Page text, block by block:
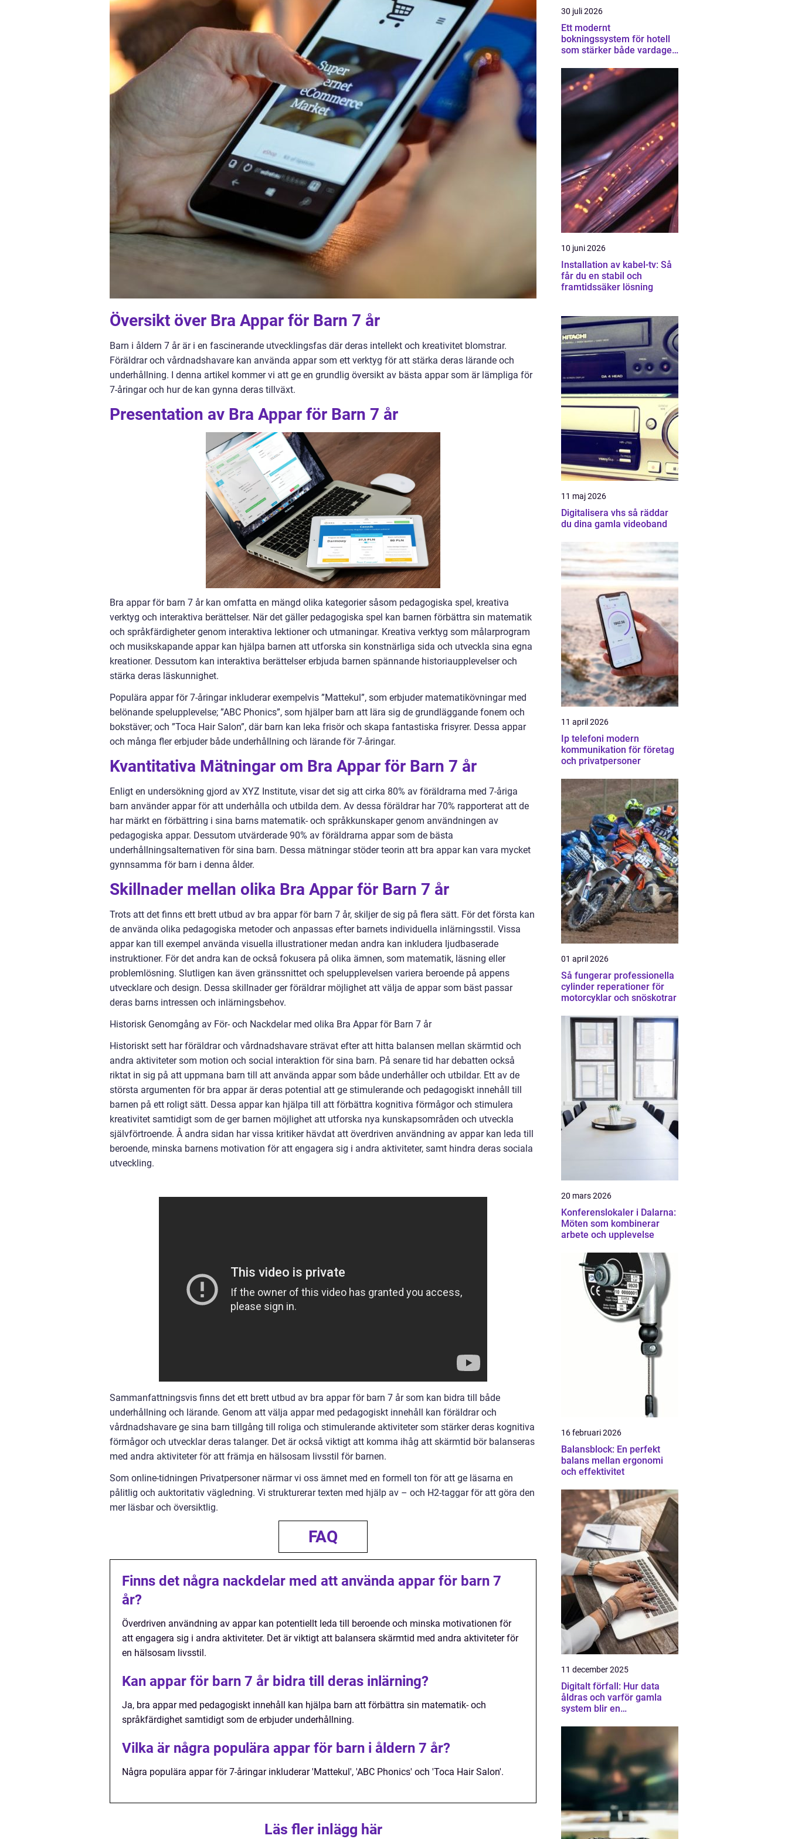
Översikt över Bra Appar för Barn 7 år
Barn i åldern 7 år är i en fascinerande utvecklingsfas där deras intellekt och kreativitet blomstrar.
Föräldrar och vårdnadshavare kan använda appar som ett verktyg för att stärka deras lärande och
underhållning. I denna artikel kommer vi att ge en grundlig översikt av bästa appar som är lämpliga för
7-åringar och hur de kan gynna deras tillväxt.
Presentation av Bra Appar för Barn 7 år
Bra appar för barn 7 år kan omfatta en mängd olika kategorier såsom pedagogiska spel, kreativa
verktyg och interaktiva berättelser. När det gäller pedagogiska spel kan barnen förbättra sin matematik
och språkfärdigheter genom interaktiva lektioner och utmaningar. Kreativa verktyg som målarprogram
och musikskapande appar kan hjälpa barnen att utforska sin konstnärliga sida och utveckla sina egna
kreationer. Dessutom kan interaktiva berättelser erbjuda barnen spännande historiaupplevelser och
stärka deras läskunnighet.
Populära appar för 7-åringar inkluderar exempelvis ”Mattekul”, som erbjuder matematikövningar med
belönande spelupplevelse; ”ABC Phonics”, som hjälper barn att lära sig de grundläggande fonem och
bokstäver; och ”Toca Hair Salon”, där barn kan leka frisör och skapa fantastiska frisyrer. Dessa appar
och många fler erbjuder både underhållning och lärande för 7-åringar.
Kvantitativa Mätningar om Bra Appar för Barn 7 år
Enligt en undersökning gjord av XYZ Institute, visar det sig att cirka 80% av föräldrarna med 7-åriga
barn använder appar för att underhålla och utbilda dem. Av dessa föräldrar har 70% rapporterat att de
har märkt en förbättring i sina barns matematik- och språkkunskaper genom användningen av
pedagogiska appar. Dessutom utvärderade 90% av föräldrarna appar som de bästa
underhållningsalternativen för sina barn. Dessa mätningar stöder teorin att bra appar kan vara mycket
gynnsamma för barn i denna ålder.
Skillnader mellan olika Bra Appar för Barn 7 år
Trots att det finns ett brett utbud av bra appar för barn 7 år, skiljer de sig på flera sätt. För det första kan
de använda olika pedagogiska metoder och anpassas efter barnets individuella inlärningsstil. Vissa
appar kan till exempel använda visuella illustrationer medan andra kan inkludera ljudbaserade
instruktioner. För det andra kan de också fokusera på olika ämnen, som matematik, läsning eller
problemlösning. Slutligen kan även gränssnittet och spelupplevelsen variera beroende på appens
utvecklare och design. Dessa skillnader ger föräldrar möjlighet att välja de appar som bäst passar
deras barns intressen och inlärningsbehov.
Historisk Genomgång av För- och Nackdelar med olika Bra Appar för Barn 7 år
Historiskt sett har föräldrar och vårdnadshavare strävat efter att hitta balansen mellan skärmtid och
andra aktiviteter som motion och social interaktion för sina barn. På senare tid har debatten också
riktat in sig på att uppmana barn till att använda appar som både underhåller och utbildar. Ett av de
största argumenten för bra appar är deras potential att ge stimulerande och pedagogiskt innehåll till
barnen på ett roligt sätt. Dessa appar kan hjälpa till att förbättra kognitiva förmågor och stimulera
kreativitet samtidigt som de ger barnen möjlighet att utforska nya kunskapsområden och utveckla
självförtroende. Å andra sidan har vissa kritiker hävdat att överdriven användning av appar kan leda till
beroende, minska barnens motivation för att engagera sig i andra aktiviteter, samt hindra deras sociala
utveckling.
Sammanfattningsvis finns det ett brett utbud av bra appar för barn 7 år som kan bidra till både
underhållning och lärande. Genom att välja appar med pedagogiskt innehåll kan föräldrar och
vårdnadshavare ge sina barn tillgång till roliga och stimulerande aktiviteter som stärker deras kognitiva
förmågor och utvecklar deras talanger. Det är också viktigt att komma ihåg att skärmtid bör balanseras
med andra aktiviteter för att främja en hälsosam livsstil för barnen.
Som online-tidningen Privatpersoner närmar vi oss ämnet med en formell ton för att ge läsarna en
pålitlig och auktoritativ vägledning. Vi strukturerar texten med hjälp av – och H2-taggar för att göra den
mer läsbar och översiktlig.
FAQ
Finns det några nackdelar med att använda appar för barn 7
år?
Överdriven användning av appar kan potentiellt leda till beroende och minska motivationen för
att engagera sig i andra aktiviteter. Det är viktigt att balansera skärmtid med andra aktiviteter för
en hälsosam livsstil.
Kan appar för barn 7 år bidra till deras inlärning?
Ja, bra appar med pedagogiskt innehåll kan hjälpa barn att förbättra sin matematik- och
språkfärdighet samtidigt som de erbjuder underhållning.
Vilka är några populära appar för barn i åldern 7 år?
Några populära appar för 7-åringar inkluderar 'Mattekul', 'ABC Phonics' och 'Toca Hair Salon'.
Läs fler inlägg här
30 juli 2026
Ett modernt
bokningssystem för hotell
som stärker både vardagen
10 juni 2026
Installation av kabel-tv: Så
får du en stabil och
framtidssäker lösning
11 maj 2026
Digitalisera vhs så räddar
du dina gamla videoband
11 april 2026
Ip telefoni modern
kommunikation för företag
och privatpersoner
01 april 2026
Så fungerar professionella
cylinder reperationer för
motorcyklar och snöskotrar
20 mars 2026
Konferenslokaler i Dalarna:
Möten som kombinerar
arbete och upplevelse
16 februari 2026
Balansblock: En perfekt
balans mellan ergonomi
och effektivitet
11 december 2025
Digitalt förfall: Hur data
åldras och varför gamla
system blir en